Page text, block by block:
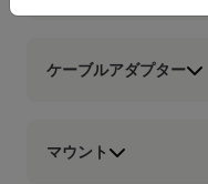
ケーブルアダプター
マウント